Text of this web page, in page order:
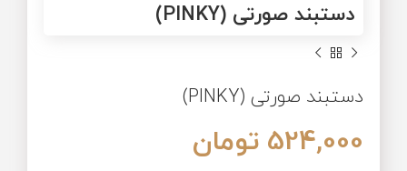
دستبند صورتی (PINKY)
دستبند صورتی (PINKY)
524,000 تومان